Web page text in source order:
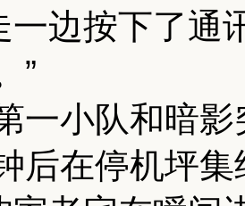
一边按下了通
”
一小队和暗
后在停机坪